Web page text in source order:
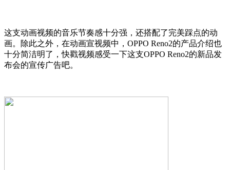
这支动画视频的音乐节奏感十分强，还搭配了完美踩点的动
画。除此之外，在动画宣视频中，OPPO Reno2的产品介绍也
十分简洁明了，快戳视频感受一下这支OPPO Reno2的新品发
布会的宣传广告吧。